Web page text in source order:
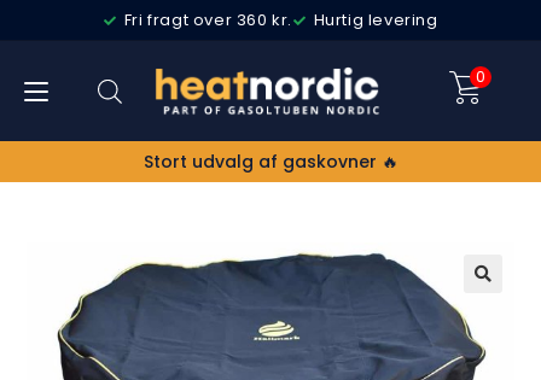
Fri fragt over 360 kr. Hurtig levering
0
Stort udvalg af gaskovner 🔥